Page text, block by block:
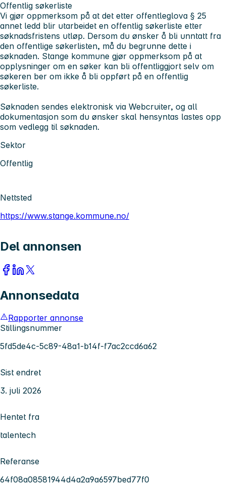
Offentlig søkerliste
Vi gjør oppmerksom på at det etter offentleglova § 25
annet ledd blir utarbeidet en offentlig søkerliste etter
søknadsfristens utløp. Dersom du ønsker å bli unntatt fra
den offentlige søkerlisten, må du begrunne dette i
søknaden. Stange kommune gjør oppmerksom på at
opplysninger om en søker kan bli offentliggjort selv om
søkeren ber om ikke å bli oppført på en offentlig
søkerliste.
Søknaden sendes elektronisk via Webcruiter, og all
dokumentasjon som du ønsker skal hensyntas lastes opp
som vedlegg til søknaden.
Sektor
Offentlig
Nettsted
https://www.stange.kommune.no/
Del annonsen
Annonsedata
Rapporter annonse
Stillingsnummer
5fd5de4c-5c89-48a1-b14f-f7ac2ccd6a62
Sist endret
3. juli 2026
Hentet fra
talentech
Referanse
64f08a08581944d4a2a9a6597bed77f0